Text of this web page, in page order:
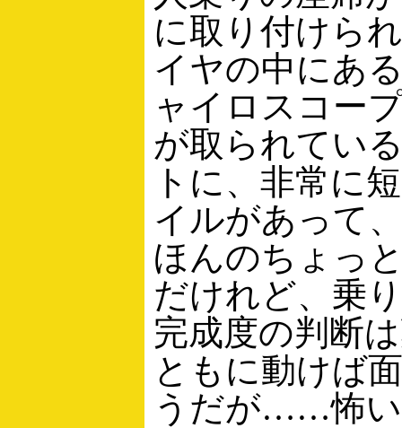
に取り付けら
イヤの中にあ
ャイロスコー
が取られてい
トに、非常に
イルがあって
ほんのちょっ
だけれど、乗
完成度の判断
ともに動けば
うだが……怖